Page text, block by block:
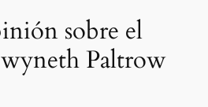
sobre el
Paltrow